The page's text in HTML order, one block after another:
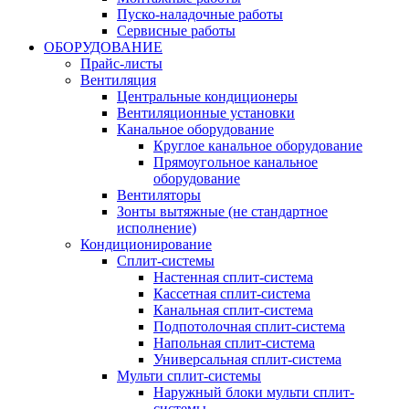
Пуско-наладочные работы
Сервисные работы
ОБОРУДОВАНИЕ
Прайс-листы
Вентиляция
Центральные кондиционеры
Вентиляционные установки
Канальное оборудование
Круглое канальное оборудование
Прямоугольное канальное
оборудование
Вентиляторы
Зонты вытяжные (не стандартное
исполнение)
Кондиционирование
Сплит-системы
Настенная сплит-система
Кассетная сплит-система
Канальная сплит-система
Подпотолочная сплит-система
Напольная сплит-система
Универсальная сплит-система
Мульти сплит-системы
Наружный блоки мульти сплит-